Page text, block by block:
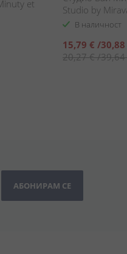
et
Studio by
В наличност
Специална
цена
15,79 € /
20,27 €/
АБОНИРАМ СЕ